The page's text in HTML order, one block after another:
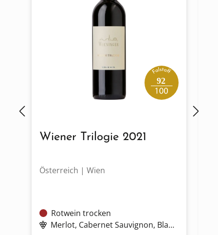
92
Wiener Trilogie 2021
Österreich | Wien
Rotwein trocken
Merlot, Cabernet Sauvignon, Blauer Zweigelt